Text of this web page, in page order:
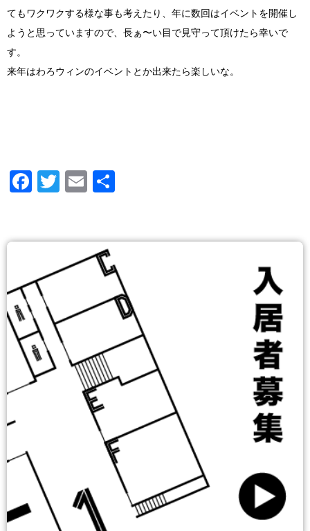
てもワクワクする様な事も考えたり、年に数回はイベントを開催し
ようと思っていますので、長ぁ〜い目で見守って頂けたら幸いで
す。
来年はわろウィンのイベントとか出来たら楽しいな。
Facebook
TwitterEmail